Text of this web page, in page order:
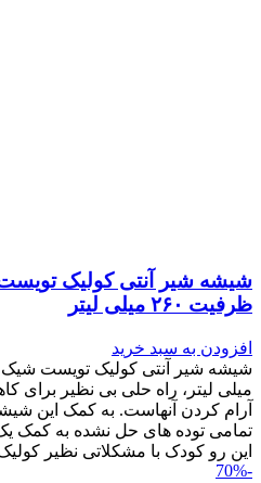
شیشه شیر آنتی کولیک
ظرفیت ۲۶۰ میلی لیتر
افزودن به سبد خرید
میلی لیتر، راه حلی بی نظیر برای
آرام کردن آنهاست. به کمک این
تمامی توده های حل نشده به کمک
این رو کودک با مشکلاتی نظیر
-70%